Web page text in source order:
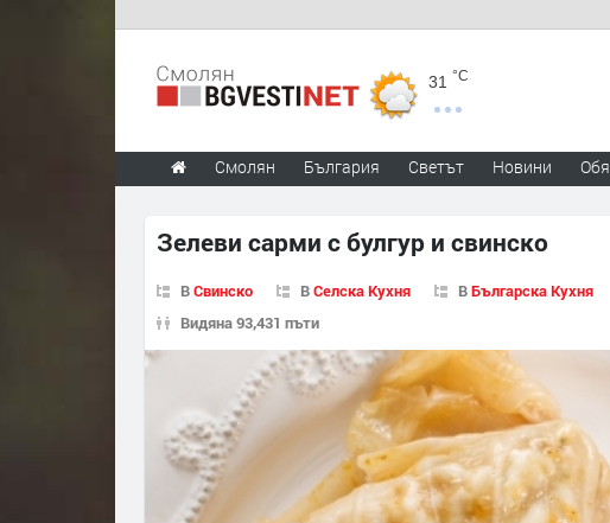
31 °C
Смолян България Светът Новини
Зелеви сарми с булгур и свинско
ВСвинско ВСелска Кухня ВБългарска Кухня
Видяна 93,431 пъти